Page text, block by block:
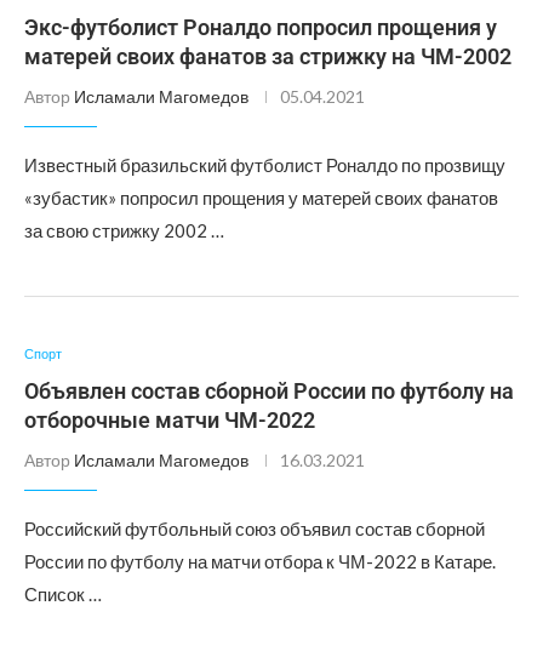
Экс-футболист Роналдо попросил прощения у
матерей своих фанатов за стрижку на ЧМ-2002
Автор Исламали Магомедов 05.04.2021
Известный бразильский футболист Роналдо по прозвищу
«зубастик» попросил прощения у матерей своих фанатов
за свою стрижку 2002 …
Спорт
Объявлен состав сборной России по футболу на
отборочные матчи ЧМ-2022
Автор Исламали Магомедов 16.03.2021
Российский футбольный союз объявил состав сборной
России по футболу на матчи отбора к ЧМ-2022 в Катаре.
Список …